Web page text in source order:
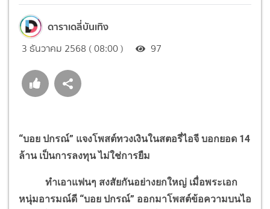
ดาราเดลี่บันเทิง
3 ธันวาคม 2568 ( 08:00 ) 97
“บอย ปกรณ์” แจงโพสต์ทวงเงินในสตอรี่ไอจี บอกยอด 14
ล้าน เป็นการลงทุน ไม่ใช่การยืม
ทำเอาแฟนๆ สงสัยกันอย่างยกใหญ่ เมื่อพระเอก
หนุ่มอารมณ์ดี “บอย ปกรณ์” ออกมาโพสต์ข้อความบนไอ